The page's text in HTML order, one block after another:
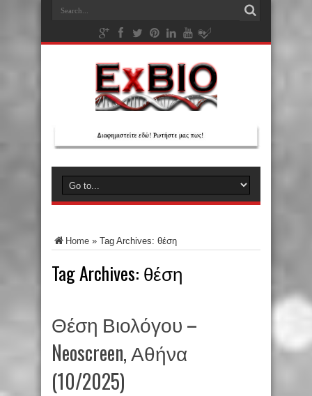
Home » Tag Archives: θέση
Tag Archives: θέση
Θέση Βιολόγου –
Neoscreen, Αθήνα
(10/2025)